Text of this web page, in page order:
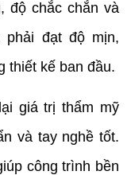
độ chắc chắn và
phải đạt độ mịn,
thiết kế ban đầu.
giá trị thẩm mỹ
và tay nghề tốt.
công trình bền